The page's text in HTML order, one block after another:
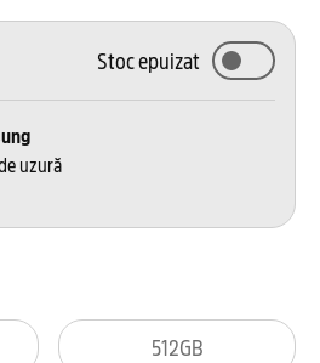
Stoc epuizat
uzură
512GB